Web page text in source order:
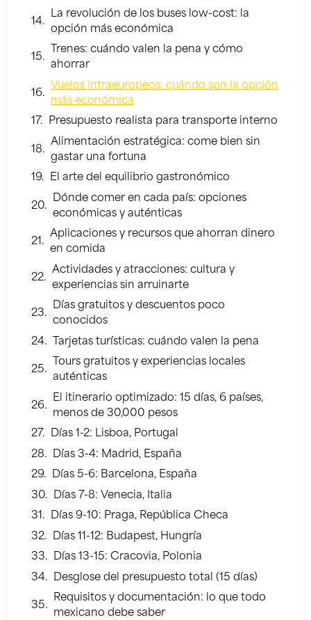
La revolución de los buses low-cost: la
opción más económica
Trenes: cuándo valen la pena y cómo
ahorrar
Vuelos intraeuropeos: cuándo son la opción
más económica
Presupuesto realista para transporte interno
Alimentación estratégica: come bien sin
gastar una fortuna
El arte del equilibrio gastronómico
Dónde comer en cada país: opciones
económicas y auténticas
Aplicaciones y recursos que ahorran dinero
en comida
Actividades y atracciones: cultura y
experiencias sin arruinarte
Días gratuitos y descuentos poco
conocidos
Tarjetas turísticas: cuándo valen la pena
Tours gratuitos y experiencias locales
auténticas
El itinerario optimizado: 15 días, 6 países,
menos de 30,000 pesos
Días 1-2: Lisboa, Portugal
Días 3-4: Madrid, España
Días 5-6: Barcelona, España
Días 7-8: Venecia, Italia
Días 9-10: Praga, República Checa
Días 11-12: Budapest, Hungría
Días 13-15: Cracovia, Polonia
Desglose del presupuesto total (15 días)
Requisitos y documentación: lo que todo
mexicano debe saber